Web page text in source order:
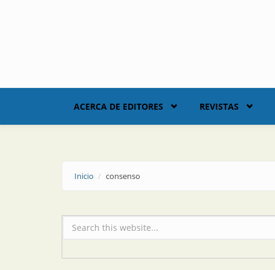
ACERCA DE EDITORES REVISTAS
Inicio consenso
Formulario de búsqueda